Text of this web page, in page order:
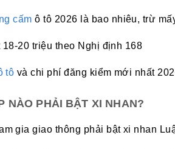
cấm ô tô 2026 là bao nhiêu, trừ
18-20 triệu theo Nghị định 168
tô và chi phí đăng kiểm mới nhất
NÀO PHẢI BẬT XI NHAN?
gia giao thông phải bật xi nhan